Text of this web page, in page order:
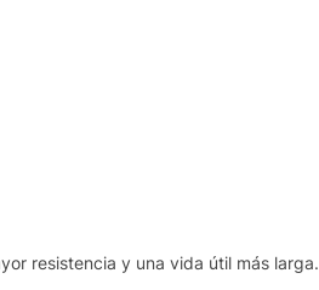
resistencia y una vida útil más larga.